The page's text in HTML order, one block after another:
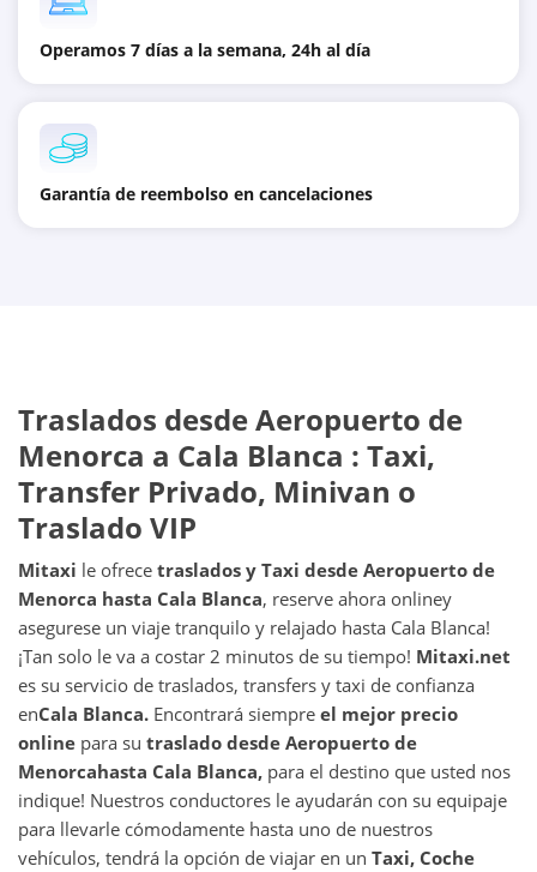
Operamos 7 días a la semana, 24h al día
Garantía de reembolso en cancelaciones
Traslados desdeAeropuerto de
Menorca a Cala Blanca : Taxi,
Transfer Privado, Minivan o
Traslado VIP
Mitaxi le ofrece traslados y Taxi desde Aeropuerto de
Menorca hasta Cala Blanca, reserve ahora onliney
asegurese un viaje tranquilo y relajado hasta Cala Blanca!
¡Tan solo le va a costar 2 minutos de su tiempo! Mitaxi.net
es su servicio de traslados, transfers y taxi de confianza
enCala Blanca. Encontrará siempre el mejor precio
online para su traslado desde Aeropuerto de
Menorcahasta Cala Blanca, para el destino que usted nos
indique! Nuestros conductores le ayudarán con su equipaje
para llevarle cómodamente hasta uno de nuestros
vehículos, tendrá la opción de viajar en un Taxi, Coche